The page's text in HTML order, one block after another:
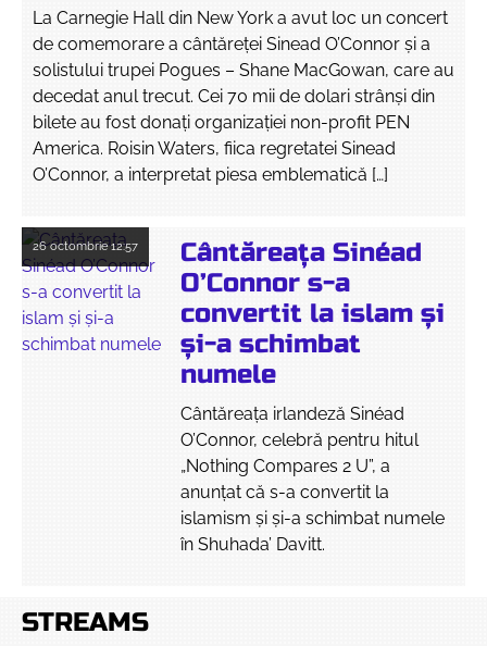
La Carnegie Hall din New York a avut loc un concert
de comemorare a cântăreţei Sinead O’Connor şi a
solistului trupei Pogues – Shane MacGowan, care au
decedat anul trecut. Cei 70 mii de dolari strânşi din
bilete au fost donaţi organizației non-profit PEN
America. Roisin Waters, fiica regretatei Sinead
O’Connor, a interpretat piesa emblematică […]
26 octombrie12:57
Cântăreața Sinéad
O’Connor s-a
convertit la islam și
și-a schimbat
numele
Cântăreaţa irlandeză Sinéad
O’Connor, celebră pentru hitul
„Nothing Compares 2 U”, a
anunțat că s-a convertit la
islamism și și-a schimbat numele
în Shuhada’ Davitt.
STREAMS